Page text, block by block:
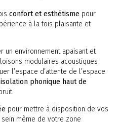
confort et esthétisme pour
à la fois plaisante et
un environnement apaisant et
modulaires acoustiques
l’espace d’attente de l’espace
isolation phonique haut de
pour mettre à disposition de vos
même de votre zone